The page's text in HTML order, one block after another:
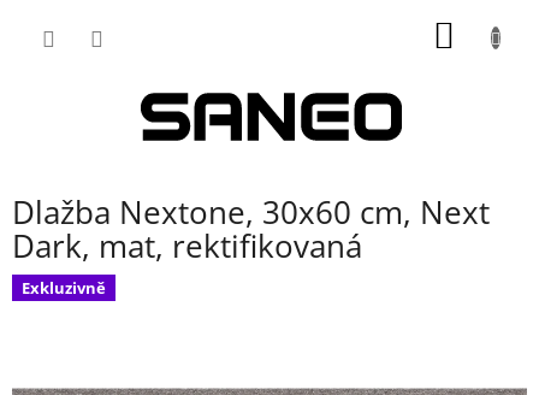
Dlažba Nextone, 30x60 cm, Next
Dark, mat, rektifikovaná
Exkluzivně